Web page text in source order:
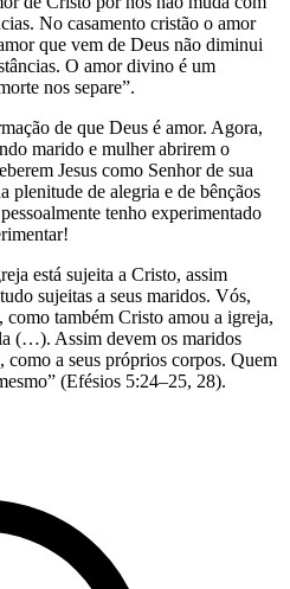
No casamento cristão o amor
que vem de Deus não diminui
O amor divino é um
nos separe”.
de que Deus é amor. Agora,
marido e mulher abrirem o
Jesus como Senhor de sua
plenitude de alegria e de bênçãos
tenho experimentado
está sujeita a Cristo, assim
sujeitas a seus maridos. Vós,
como também Cristo amou a igreja,
(…). Assim devem os maridos
como a seus próprios corpos. Quem
(Efésios 5:24–25, 28).